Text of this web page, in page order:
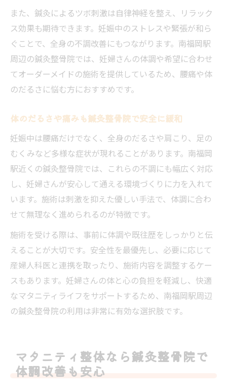
また、鍼灸によるツボ刺激は自律神経を整え、リラック
ス効果も期待できます。妊娠中のストレスや緊張が和ら
ぐことで、全身の不調改善にもつながります。南福岡駅
周辺の鍼灸整骨院では、妊婦さんの体調や希望に合わせ
てオーダーメイドの施術を提供しているため、腰痛や体
のだるさに悩む方におすすめです。
体のだるさや痛みも鍼灸整骨院で安全に緩和
妊娠中は腰痛だけでなく、全身のだるさや肩こり、足の
むくみなど多様な症状が現れることがあります。南福岡
駅近くの鍼灸整骨院では、これらの不調にも幅広く対応
し、妊婦さんが安心して通える環境づくりに力を入れて
います。施術は刺激を抑えた優しい手法で、体調に合わ
せて無理なく進められるのが特徴です。
施術を受ける際は、事前に体調や既往歴をしっかりと伝
えることが大切です。安全性を最優先し、必要に応じて
産婦人科医と連携を取ったり、施術内容を調整するケー
スもあります。妊婦さんの体と心の負担を軽減し、快適
なマタニティライフをサポートするため、南福岡駅周辺
の鍼灸整骨院の利用は非常に有効な選択肢です。
マタニティ整体なら鍼灸整骨院で
体調改善も安心